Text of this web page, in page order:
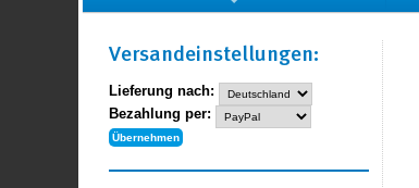
Versand­einstellungen:
Lieferung nach:
Bezahlung per: